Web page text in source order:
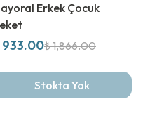
Erkek Çocuk
933.00₺ 1,866.00
Stokta Yok